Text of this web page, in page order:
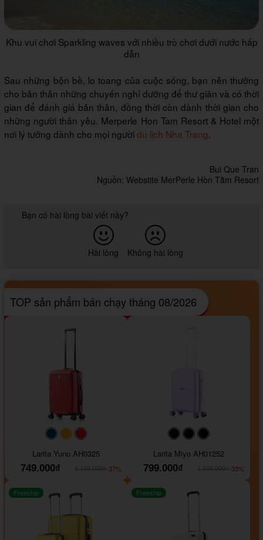
Khu vui chơi Sparkling waves với nhiều trò chơi dưới nước hấp
dẫn
Sau những bộn bề, lo toang của cuộc sống, bạn nên thưởng
cho bản thân những chuyến nghỉ dưỡng để thư giãn và có thời
gian để đánh giá bản thân, đồng thời còn dành thời gian cho
những người thân yêu. Merperle Hon Tam Resort & Hotel một
nơi lý tưởng dành cho mọi ngườidu lịch Nha Trang.
Bui Que Tran
Nguồn: Webstite MerPerle Hòn Tằm Resort
Bạn có hài lòng bài viết này?
Hài lòng Không hài lòng
TOP sản phẩm bán chạy tháng 08/2026
#093f69#ffa500
Larita Yuno AH0325
749.000₫
-37%
#000000#000000
Larita Miyo AH01252
799.000₫
-33%
Freeship Freeship